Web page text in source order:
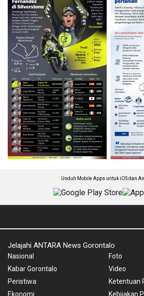
Unduh Mobile Apps untuk iOS dan
Jelajahi ANTARA News Gorontalo
Nasional
Kabar Gorontalo
Peristiwa
Ekonomi
Foto
Video
Ketentuan
Kebijakan